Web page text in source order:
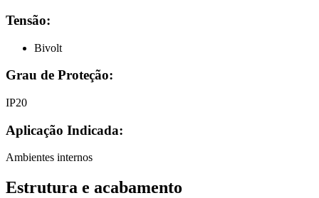
Tensão:
Bivolt
Grau de Proteção:
IP20
Aplicação Indicada:
Ambientes internos
Estrutura e acabamento